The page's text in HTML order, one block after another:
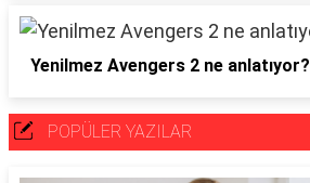
Yenilmez Avengers 2 ne anlatıyor?
POPÜLER YAZILAR